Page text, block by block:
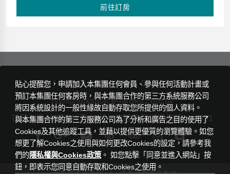
前往訂房
TEL：03-869-1155
FAX：03-869-1160
rsvn@silksplace-taroko.com.tw
花蓮縣秀林鄉天祥路18號
旅館業登記證編號： 1551
貼心提醒您，申請加入本集團任何會員、參與任何活動計畫或
預訂本集團任何客房時，與本集團合作的第三方系統服務公司
將因系統設計的一般性緣故自動存取您所提供的個人資料。
與本集團合作的第三方服務公司為了分析和廣告之目的使用了
Cookies及其他追蹤工具，並藉以提供更優質的瀏覽體驗。如您
想更了解Cookies之使用與如何更改Cookies的設定，請參考我
們的隱私權與Cookies政策 。 如您點擊「同意並進入網站」按
鈕，即表示您同意自動存取和Cookies之使用。